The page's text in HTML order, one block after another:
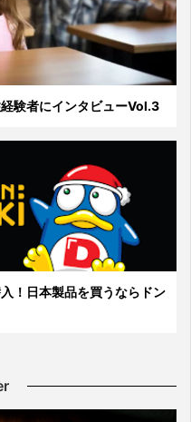
験者にインタビューVol.3
！日本製品を買うならドン